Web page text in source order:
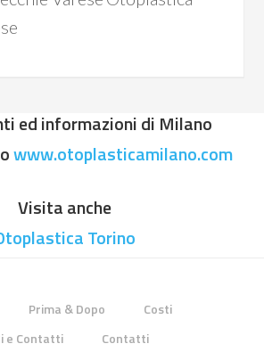
ed informazioni di Milano
www.otoplasticamilano.com
Visita anche
Torino
Prima & Dopo
Costi
e Contatti
Contatti